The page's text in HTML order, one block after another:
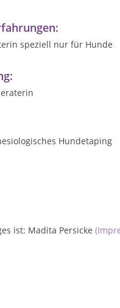
speziell nur für Hunde
Hundetaping
ist: Madita Persicke